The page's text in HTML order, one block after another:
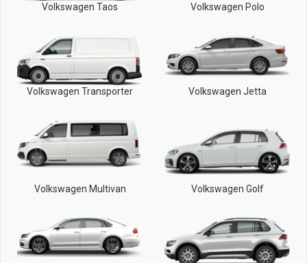
Volkswagen Taos Volkswagen Polo
Volkswagen Transporter Volkswagen Jetta
Volkswagen Multivan Volkswagen Golf